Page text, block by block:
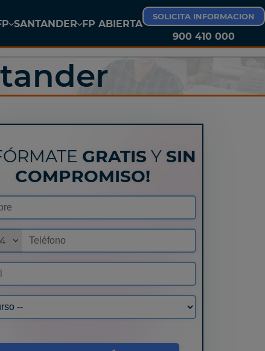
SANTANDER FP ABIERTA
900 410 000
SOLICITA INFORMACION
GRATIS Y SIN
COMPROMISO!